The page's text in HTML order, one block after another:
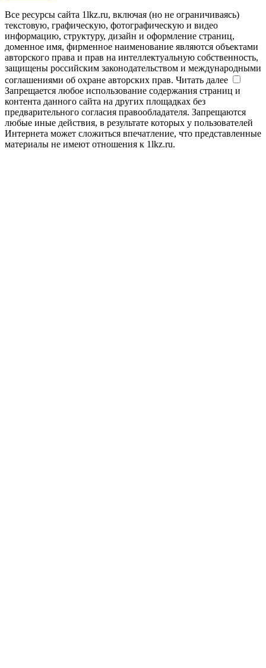
Все ресурсы сайта 1lkz.ru, включая (но не ограничиваясь)
текстовую, графическую, фотографическую и видео
информацию, структуру, дизайн и оформление страниц,
доменное имя, фирменное наименование являются объектами
авторского права и прав на интеллектуальную собственность,
защищены российским законодательством и международными
соглашениями об охране авторских прав. Читать далее
Запрещается любое использование содержания страниц и
контента данного сайта на других площадках без
предварительного согласия правообладателя. Запрещаются
любые иные действия, в результате которых у пользователей
Интернета может сложиться впечатление, что представленные
материалы не имеют отношения к 1lkz.ru.